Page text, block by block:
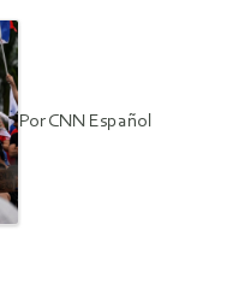
Por CNN Español